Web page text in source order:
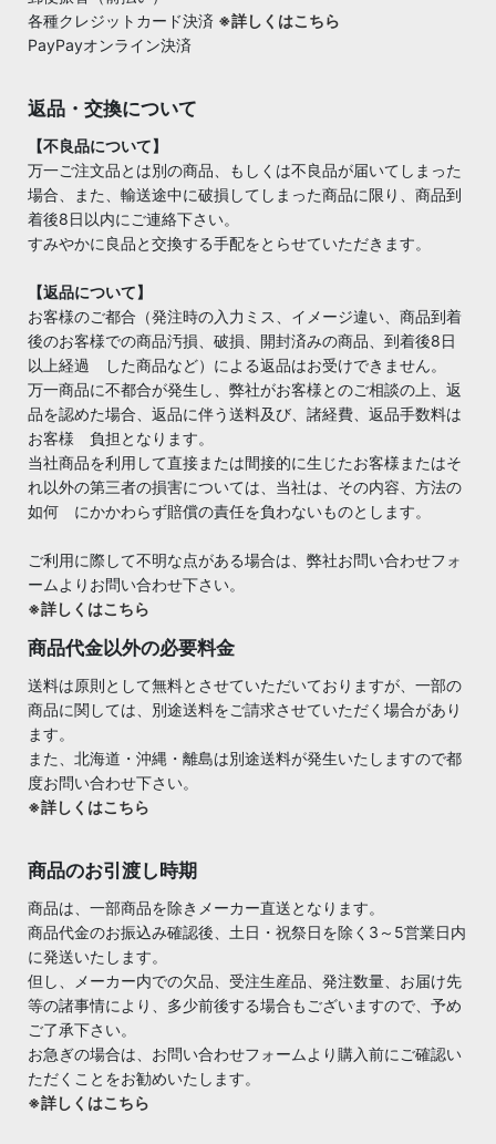
各種クレジットカード決済 ※詳しくはこちら
PayPayオンライン決済
返品・交換について
【不良品について】
万一ご注文品とは別の商品、もしくは不良品が届いてしまった
場合、また、輸送途中に破損してしまった商品に限り、商品到
着後8日以内にご連絡下さい。
すみやかに良品と交換する手配をとらせていただきます。
【返品について】
お客様のご都合（発注時の入力ミス、イメージ違い、商品到着
後のお客様での商品汚損、破損、開封済みの商品、到着後8日
以上経過 した商品など）による返品はお受けできません。
万一商品に不都合が発生し、弊社がお客様とのご相談の上、返
品を認めた場合、返品に伴う送料及び、諸経費、返品手数料は
お客様 負担となります。
当社商品を利用して直接または間接的に生じたお客様またはそ
れ以外の第三者の損害については、当社は、その内容、方法の
如何 にかかわらず賠償の責任を負わないものとします。
ご利用に際して不明な点がある場合は、弊社お問い合わせフォ
ームよりお問い合わせ下さい。
※詳しくはこちら
商品代金以外の必要料金
送料は原則として無料とさせていただいておりますが、一部の
商品に関しては、別途送料をご請求させていただく場合があり
ます。
また、北海道・沖縄・離島は別途送料が発生いたしますので都
度お問い合わせ下さい。
※詳しくはこちら
商品のお引渡し時期
商品は、一部商品を除きメーカー直送となります。
商品代金のお振込み確認後、土日・祝祭日を除く3～5営業日内
に発送いたします。
但し、メーカー内での欠品、受注生産品、発注数量、お届け先
等の諸事情により、多少前後する場合もございますので、予め
ご了承下さい。
お急ぎの場合は、お問い合わせフォームより購入前にご確認い
ただくことをお勧めいたします。
※詳しくはこちら